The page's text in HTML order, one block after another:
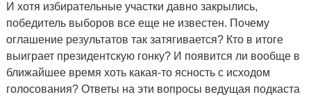
И хотя избирательные участки давно закрылись,
победитель выборов все еще не известен. Почему
оглашение результатов так затягивается? Кто в итоге
выиграет президентскую гонку? И появится ли вообще в
ближайшее время хоть какая-то ясность с исходом
голосования? Ответы на эти вопросы ведущая подкаста